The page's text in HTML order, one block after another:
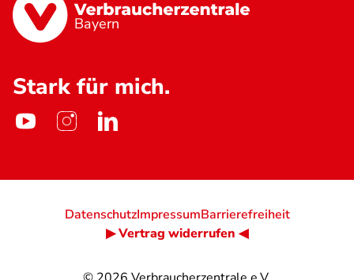
Bayern
Stark für mich.
DatenschutzImpressumBarrierefreiheit
▶ Vertrag widerrufen ◀